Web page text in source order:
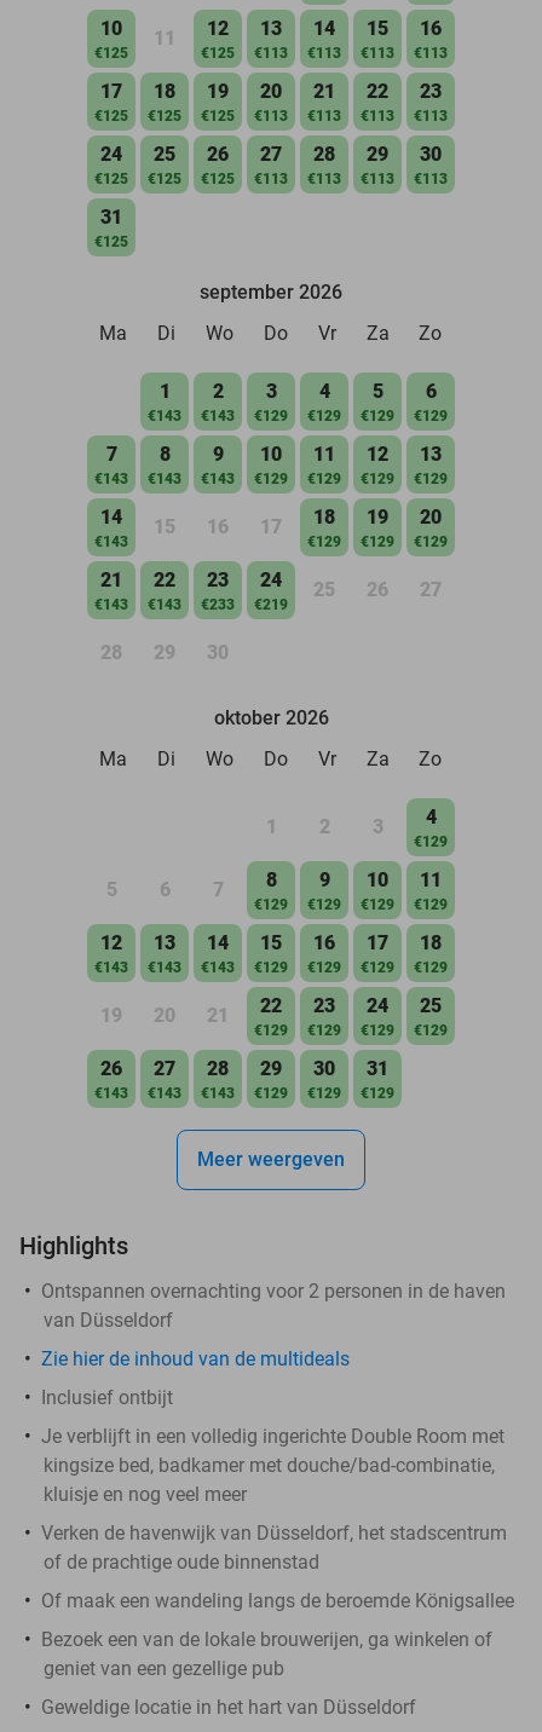
10
€125
11 12
€125
13
€113
14
€113
15
€113
16
€113
17
€125
18
€125
19
€125
20
€113
21
€113
22
€113
23
€113
24
€125
25
€125
26
€125
27
€113
28
€113
29
€113
30
€113
31
€125
september 2026
Ma
Di Wo Do Vr Za Zo
1
€143
2
€143
3
€129
4
€129
5
€129
6
€129
7
€143
8
€143
9
€143
10
€129
11
€129
12
€129
13
€129
14
€143
15 16 17 18
€129
19
€129
20
€129
21
€143
22
€143
23
€233
24
€219
25 26 27
28 29 30
oktober 2026
Ma
Di Wo Do Vr Za Zo
1 2 3 4
€129
5 6 7 8
€129
9
€129
10
€129
11
€129
12
€143
13
€143
14
€143
15
€129
16
€129
17
€129
18
€129
19 20 21 22
€129
23
€129
24
€129
25
€129
26
€143
27
€143
28
€143
29
€129
30
€129
31
€129
Meer weergeven
Highlights
Ontspannen overnachting voor 2 personen in de haven
van Düsseldorf
Zie hier de inhoud van de multideals
Inclusief ontbijt
Je verblijft in een volledig ingerichte Double Room met
kingsize bed, badkamer met douche/bad-combinatie,
kluisje en nog veel meer
Verken de havenwijk van Düsseldorf, het stadscentrum
of de prachtige oude binnenstad
Of maak een wandeling langs de beroemde Königsallee
Bezoek een van de lokale brouwerijen, ga winkelen of
geniet van een gezellige pub
Geweldige locatie in het hart van Düsseldorf